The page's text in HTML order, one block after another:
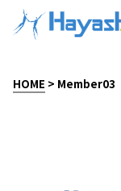
HOME > Member03